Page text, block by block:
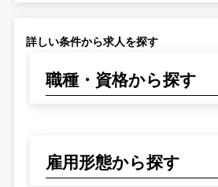
詳しい条件から求人を探す
職種・資格から探す
雇用形態から探す